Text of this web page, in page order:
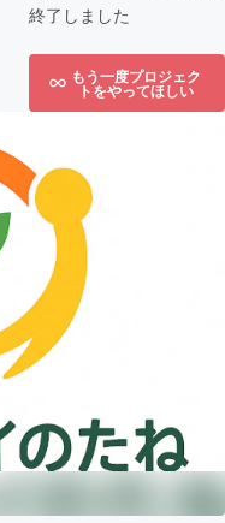
終了しました
もう一度プロジェク
トをやってほしい